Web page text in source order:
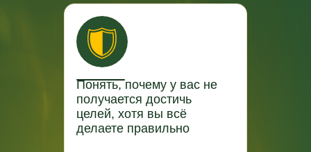
Понять, почему у вас не
получается достичь
целей, хотя вы всё
делаете правильно